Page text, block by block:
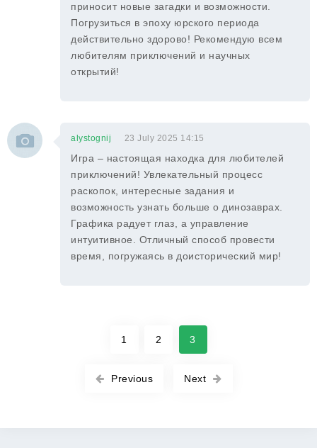
приносит новые загадки и возможности.
Погрузиться в эпоху юрского периода
действительно здорово! Рекомендую всем
любителям приключений и научных
открытий!
alystognij 23 July 2025 14:15
Игра – настоящая находка для любителей
приключений! Увлекательный процесс
раскопок, интересные задания и
возможность узнать больше о динозаврах.
Графика радует глаз, а управление
интуитивное. Отличный способ провести
время, погружаясь в доисторический мир!
Previous
1 2 3
Next